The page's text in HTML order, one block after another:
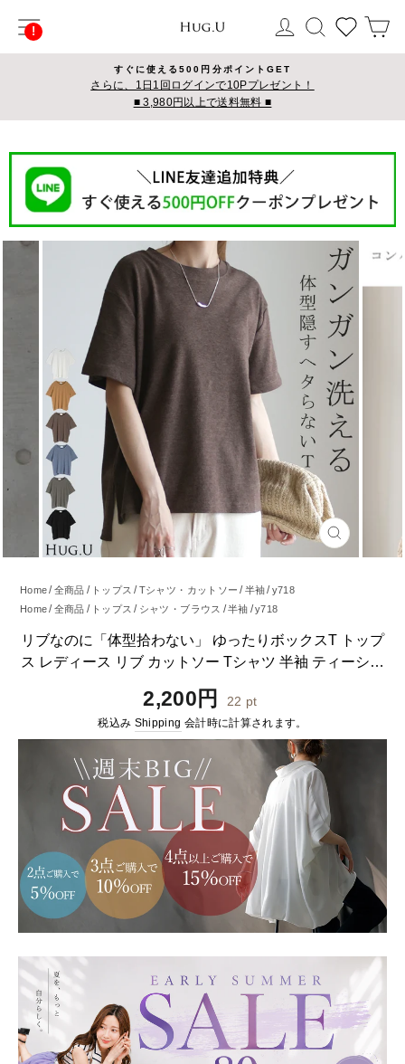
ス
サイトナビゲーション ログイン
検索
すぐに使える500円分ポイントGET
さらに、1日1回ログインで10Pプレゼント！
■ 3,980円以上で送料無料 ■
閉
じ
Home 全商品 トップス Tシャツ・カットソー 半袖
y718
Home
全商品 トップス シャツ・ブラウス 半袖 y718
Home 全商品 トップス y718
Home 全商品 トップス パーカー y718
リブなのに「体型拾わない」 ゆったりボックスT トップ
ス レディース リブ カットソー Tシャツ 半袖 ティーシャ
ゆったり 大きいサイズ Uネック 白T 黒 白 春 夏 HUG.U
メール便
通
価
2,200円 22 pt
税込み Shipping 会計時に計算されます。